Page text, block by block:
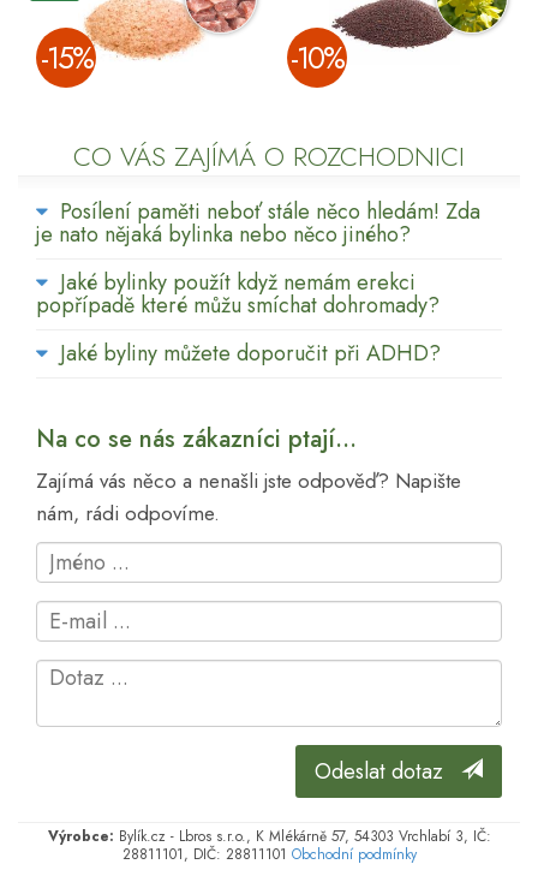
­-15% ­-10%
CO VÁS ZAJÍMÁ O ROZCHODNICI
Posílení paměti neboť stále něco hledám! Zda
je nato nějaká bylinka nebo něco jiného?
Jaké bylinky použít když nemám erekci
popřípadě které můžu smíchat dohromady?
Jaké byliny můžete doporučit při ADHD?
Na co se nás zákazníci ptají...
Zajímá vás něco a nenašli jste odpověď? Napište
nám, rádi odpovíme.
Odeslat dotaz
Výrobce: Bylík.cz - Lbros s.r.o., K Mlékárně 57, 54303 Vrchlabí 3, IČ:
28811101, DIČ: 28811101 Obchodní podmínky